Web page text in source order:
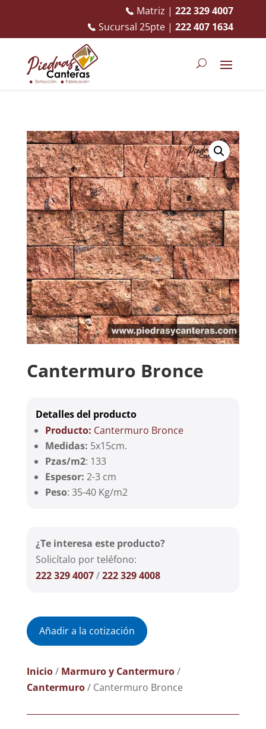
Matriz | 222 329 4007
Sucursal 25pte | 222 407 1634
Cantermuro Bronce
Detalles del producto
Producto: Cantermuro Bronce
Medidas: 5x15cm.
Pzas/m2: 133
Espesor: 2-3 cm
Peso: 35-40 Kg/m2
¿Te interesa este producto?
Solicítalo por teléfono:
222 329 4007/222 329 4008
Añadir a la cotización
Inicio/ Marmuro y Cantermuro/
Cantermuro/ Cantermuro Bronce